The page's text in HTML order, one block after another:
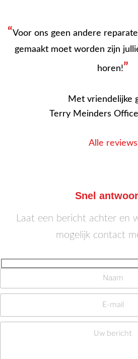
“Voor ons geen andere
gemaakt moet worden zijn
horen!”
Met vriendelijke
Terry Meinders
Alle reviews
Snel
Laat een bericht achter en
mogelijk contact